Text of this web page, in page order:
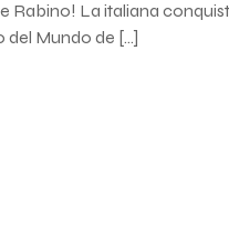
Rabino! La italiana
del Mundo de […]